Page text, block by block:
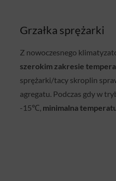
Grzałka sprężarki
Z nowoczesnego
szerokim zakresie
sprężarki/tacy skroplin
agregatu. Podczas gdy w
-15℃, minimalna